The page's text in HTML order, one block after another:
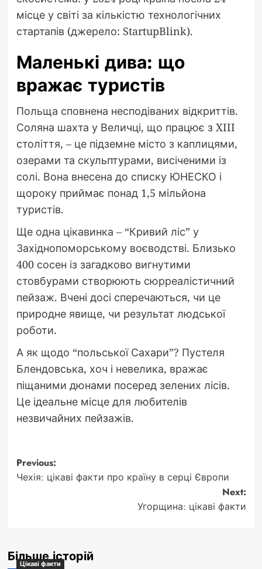
місце у світі за кількістю технологічних
стартапів (джерело: StartupBlink).
Маленькі дива: що
вражає туристів
Польща сповнена несподіваних відкриттів.
Соляна шахта у Величці, що працює з XIII
століття, – це підземне місто з каплицями,
озерами та скульптурами, висіченими із
солі. Вона внесена до списку ЮНЕСКО і
щороку приймає понад 1,5 мільйона
туристів.
Ще одна цікавинка – “Кривий ліс” у
Західнопоморському воєводстві. Близько
400 сосен із загадково вигнутими
стовбурами створюють сюрреалістичний
пейзаж. Вчені досі сперечаються, чи це
природне явище, чи результат людської
роботи.
А як щодо “польської Сахари”? Пустеля
Блендовська, хоч і невелика, вражає
піщаними дюнами посеред зелених лісів.
Це ідеальне місце для любителів
незвичайних пейзажів.
Post
navigation
Previous:
Чехія: цікаві факти про країну в серці Європи
Next:
Угорщина: цікаві факти
Більше історій
Цікаві факти